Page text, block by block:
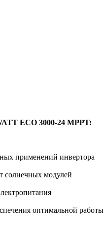
ECO 3000-24 MPPT:
применений инвертора
солнечных модулей
оптимальной работы